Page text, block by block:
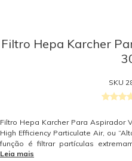
Filtro Hepa Karcher
SKU
Filtro Hepa Karcher Para Aspirador
High Efficiency Particulate Air, ou
função é filtrar partículas
diâmetro (1 mícron = 1 milionésimo
Leia mais